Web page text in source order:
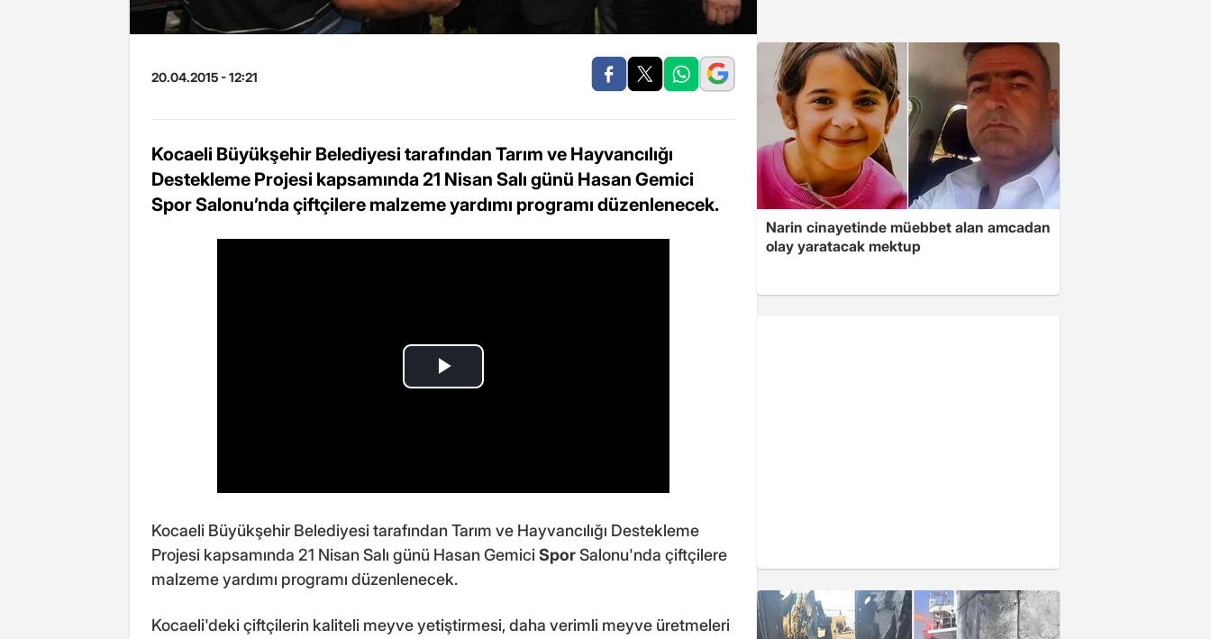
20.04.2015 - 12:21
Kocaeli Büyükşehir Belediyesi tarafından Tarım ve Hayvancılığı
Destekleme Projesi kapsamında 21 Nisan Salı günü Hasan Gemici
Spor Salonu’nda çiftçilere malzeme yardımı programı düzenlenecek.
Kocaeli Büyükşehir Belediyesi tarafından Tarım ve Hayvancılığı Destekleme
Projesi kapsamında 21 Nisan Salı günü Hasan GemiciSporSalonu'nda çiftçilere
malzeme yardımı programı düzenlenecek.
Kocaeli'deki çiftçilerin kaliteli meyve yetiştirmesi, daha verimli meyve üretmeleri
Narin cinayetinde müebbet alan amcadan
olay yaratacak mektup